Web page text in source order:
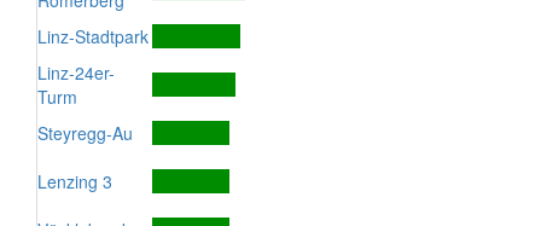
Linz-Stadtpark
Linz-24er-
Turm
Steyregg-Au
Lenzing 3